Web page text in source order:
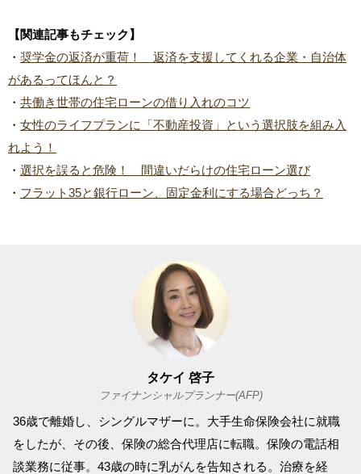
【関連記事もチェック】
・ 奨学金の返済が重荷！ 返済を支援してくれる企業・自治体
があるってほんと？
・ 共働き世帯の住宅ローンの借り入れのコツ
・ 女性のライフプランに「不動産投資」という選択肢を組み入
れよう！
・ 選択を誤ると危険！ 間違いだらけの住宅ローン選び
・ フラット35と銀行ローン、固定金利にする場合どっち？
タケイ 啓子
ファイナンシャルプランナー(AFP)
36歳で離婚し、シングルマザーに。大手生命保険会社に就職
をしたが、その後、保険の総合代理店に転職。保険の電話相
談業務に従事。43歳の時に乳がんを告知される。治療を経